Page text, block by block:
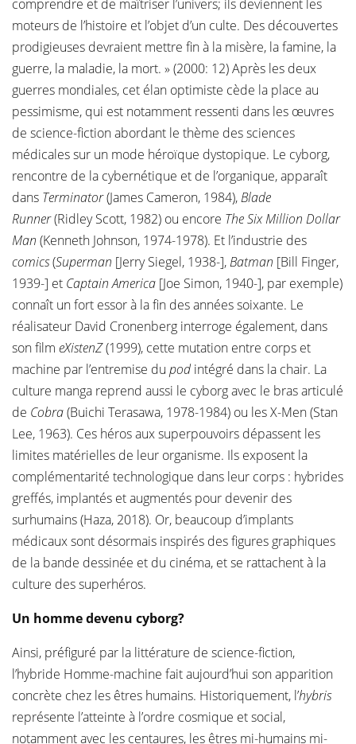
comprendre et de maîtriser l’univers; ils deviennent les
moteurs de l’histoire et l’objet d’un culte. Des découvertes
prodigieuses devraient mettre fin à la misère, la famine, la
guerre, la maladie, la mort. » (2000: 12) Après les deux
guerres mondiales, cet élan optimiste cède la place au
pessimisme, qui est notamment ressenti dans les œuvres
de science-fiction abordant le thème des sciences
médicales sur un mode héroïque dystopique. Le cyborg,
rencontre de la cybernétique et de l’organique, apparaît
dans Terminator(James Cameron, 1984),Blade
Runner(Ridley Scott, 1982) ou encore The Six Million Dollar
Man (Kenneth Johnson, 1974-1978). Et l’industrie des
comics(Superman [Jerry Siegel, 1938-],Batman [Bill Finger,
1939-] et Captain America [Joe Simon, 1940-], par exemple)
connaît un fort essor à la fin des années soixante. Le
réalisateur David Cronenberg interroge également, dans
son film eXistenZ(1999), cette mutation entre corps et
machine par l’entremise du podintégré dans la chair. La
culture manga reprend aussi le cyborg avec le bras articulé
de Cobra(Buichi Terasawa, 1978-1984) ou les X-Men (Stan
Lee, 1963). Ces héros aux superpouvoirs dépassent les
limites matérielles de leur organisme. Ils exposent la
complémentarité technologique dans leur corps : hybrides
greffés, implantés et augmentés pour devenir des
surhumains (Haza, 2018). Or, beaucoup d’implants
médicaux sont désormais inspirés des figures graphiques
de la bande dessinée et du cinéma, et se rattachent à la
culture des superhéros.
Un homme devenu cyborg?
Ainsi, préfiguré par la littérature de science-fiction,
l’hybride Homme-machine fait aujourd’hui son apparition
concrète chez les êtres humains. Historiquement, l’hybris
représente l’atteinte à l’ordre cosmique et social,
notamment avec les centaures, les êtres mi-humains mi-